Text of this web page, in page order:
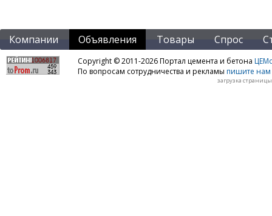
Компании Объявления Товары Спрос
Copyright © 2011-2026 Портал цемента и бетона
По вопросам сотрудничества и рекламы пишите нам
загрузка